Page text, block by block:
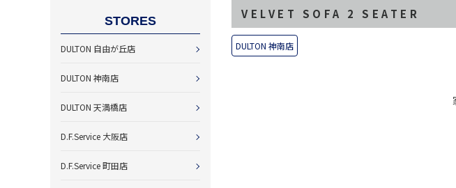
STORES
DULTON 自由が丘店
DULTON 神南店
DULTON 天満橋店
D.F.Service 大阪店
D.F.Service 町田店
VELVET SOFA 2 SEATER
DULTON 神南店